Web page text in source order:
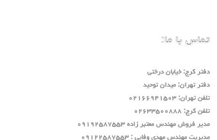
تماس با ما:
دفتر كرج: خيابان درختي
دفتر تهران: ميدان توحيد
تلفن تهران: ٠٢١٦٦٩٤١٥٠٣
تلفن كرج: ٠٢٦٣٣٥٠٠٨٨٨
مدير فروش مهندس معتبر زاده ٠٩١٩٢٥٨٧٥٥٣
مديريت مهندس مهدي وفايي : ٠٩١٢٢٥٨٧٥٥٣